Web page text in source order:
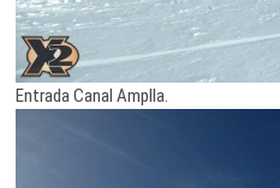
Entrada Canal Amplla.